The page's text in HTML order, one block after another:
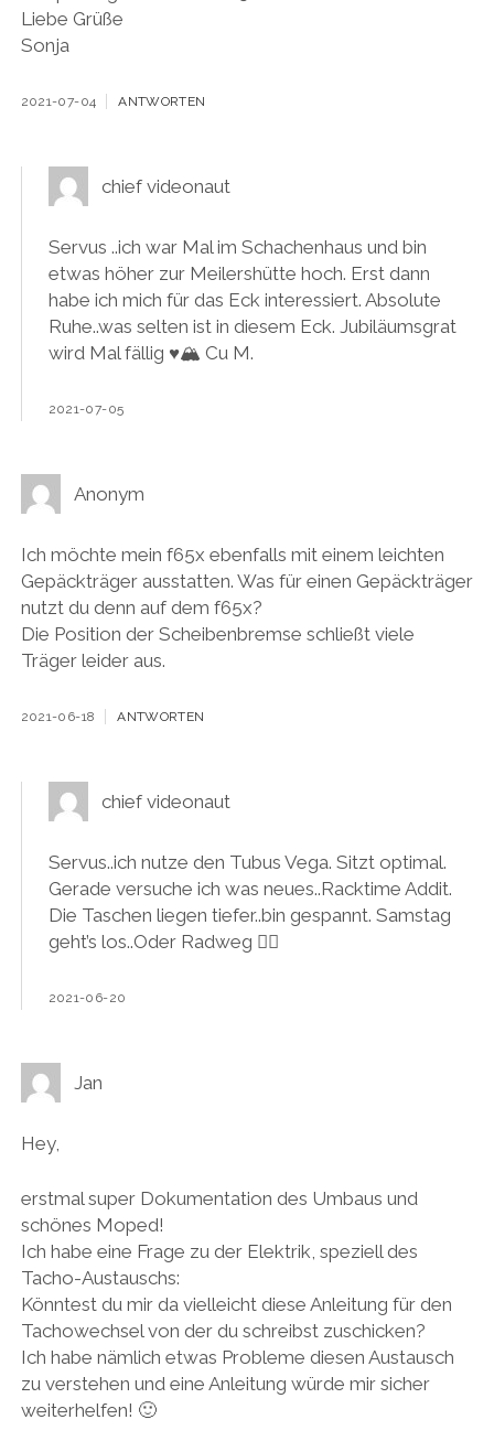
Liebe Grüße
Sonja
2021-07-04 ANTWORTEN
chief videonaut
Servus ..ich war Mal im Schachenhaus und bin
etwas höher zur Meilershütte hoch. Erst dann
habe ich mich für das Eck interessiert. Absolute
Ruhe..was selten ist in diesem Eck. Jubiläumsgrat
wird Mal fällig ♥️🏔️ Cu M.
2021-07-05
Anonym
Ich möchte mein f65x ebenfalls mit einem leichten
Gepäckträger ausstatten. Was für einen Gepäckträger
nutzt du denn auf dem f65x?
Die Position der Scheibenbremse schließt viele
Träger leider aus.
2021-06-18 ANTWORTEN
chief videonaut
Servus..ich nutze den Tubus Vega. Sitzt optimal.
Gerade versuche ich was neues..Racktime Addit.
Die Taschen liegen tiefer..bin gespannt. Samstag
geht’s los..Oder Radweg 🚴‍♀️
2021-06-20
Jan
Hey,
erstmal super Dokumentation des Umbaus und
schönes Moped!
Ich habe eine Frage zu der Elektrik, speziell des
Tacho-Austauschs:
Könntest du mir da vielleicht diese Anleitung für den
Tachowechsel von der du schreibst zuschicken?
Ich habe nämlich etwas Probleme diesen Austausch
zu verstehen und eine Anleitung würde mir sicher
weiterhelfen! 🙂